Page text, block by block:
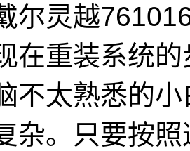
尔灵越
在重装系统
不太熟悉的
杂。只要按